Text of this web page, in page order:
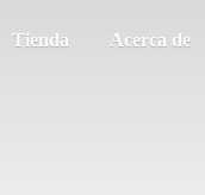
Tienda Acerca de